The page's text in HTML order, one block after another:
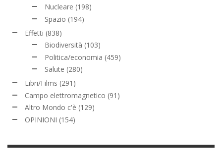
Nucleare (198)
Spazio (194)
Effetti (838)
Biodiversità (103)
Politica/economia (459)
Salute (280)
Libri/Films (291)
Campo elettromagnetico (91)
Altro Mondo c'è (129)
OPINIONI (154)